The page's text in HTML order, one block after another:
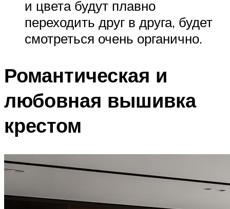
и цвета будут плавно
переходить друг в друга, будет
смотреться очень органично.
Романтическая и
любовная вышивка
крестом